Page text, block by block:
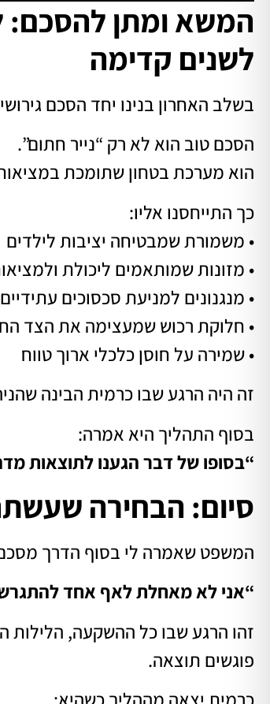
המשא ומתן להסכם:
לשנים קדימה
בשלב האחרון בנינו יחד הסכם
הסכם טוב הוא לא רק “נייר חתום”.
הוא מערכת בטחון שתומכת
כך התייחסנו אליו:
• משמורת שמבטיחה יציבות לילדים
• מזונות שמותאמים ליכולת
• מנגנונים למניעת סכסוכים עתידיים
• חלוקת רכוש שמעצימה את הצד
• שמירה על חוסן כלכלי ארוך טווח
זה היה הרגע שבו כרמית הבינה
בסוף התהליך היא אמרה:
“בסופו של דבר הגענו לתוצאות
סיום: הבחירה
המשפט שאמרה לי בסוף הדרך
“אני לא מאחלת לאף אחד
זהו הרגע שבו כל ההשקעה,
פוגשים תוצאה.